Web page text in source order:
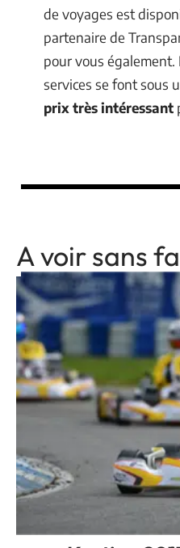
de voyages est
partenaire de
pour vous également.
services se font sous
prix très intéressant
A voir sans